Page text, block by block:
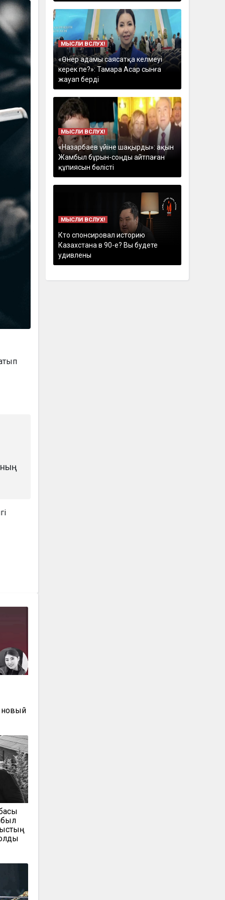
новый
МЫСЛИ ВСЛУХ!
«Өнер адамы саясатқа келмеуі
керек пе?»: Тамара Асар сынға
жауап берді
МЫСЛИ ВСЛУХ!
«Назарбаев үйіне шақырды»: ақын
Жамбыл бұрын-соңды айтпаған
құпиясын бөлісті
МЫСЛИ ВСЛУХ!
Кто спонсировал историю
Казахстана в 90-е? Вы будете
удивлены